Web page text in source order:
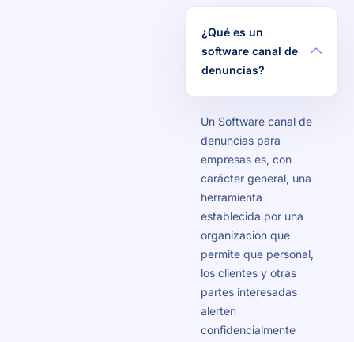
¿Qué es un
software canal de
denuncias?
Un Software canal de
denuncias para
empresas es, con
carácter general, una
herramienta
establecida por una
organización que
permite que personal,
los clientes y otras
partes interesadas
alerten
confidencialmente